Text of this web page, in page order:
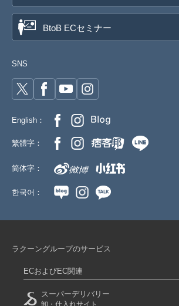
BtoB ECセミナー
SNS
English：
繁體字：
简体字：
한국어：
ラクーングループのサービス
ECおよびEC関連
スーパーデリバリー
卸・仕入れサイト